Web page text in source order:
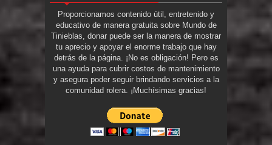
Proporcionamos contenido útil, entretenido y
educativo de manera gratuita sobre Mundo de
Tinieblas, donar puede ser la manera de mostrar
tu aprecio y apoyar el enorme trabajo que hay
detrás de la página. ¡No es obligación! Pero es
una ayuda para cubrir costos de mantenimiento
y asegura poder seguir brindando servicios a la
comunidad rolera. ¡Muchísimas gracias!